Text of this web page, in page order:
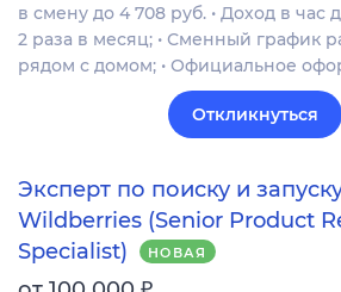
в смену до 4 708 руб. • Доход в час
2 раза в месяц; • Сменный график
рядом с домом; • Официальное
Откликнуться
Эксперт по поиску и
Wildberries (Senior Product
Specialist)
НОВАЯ